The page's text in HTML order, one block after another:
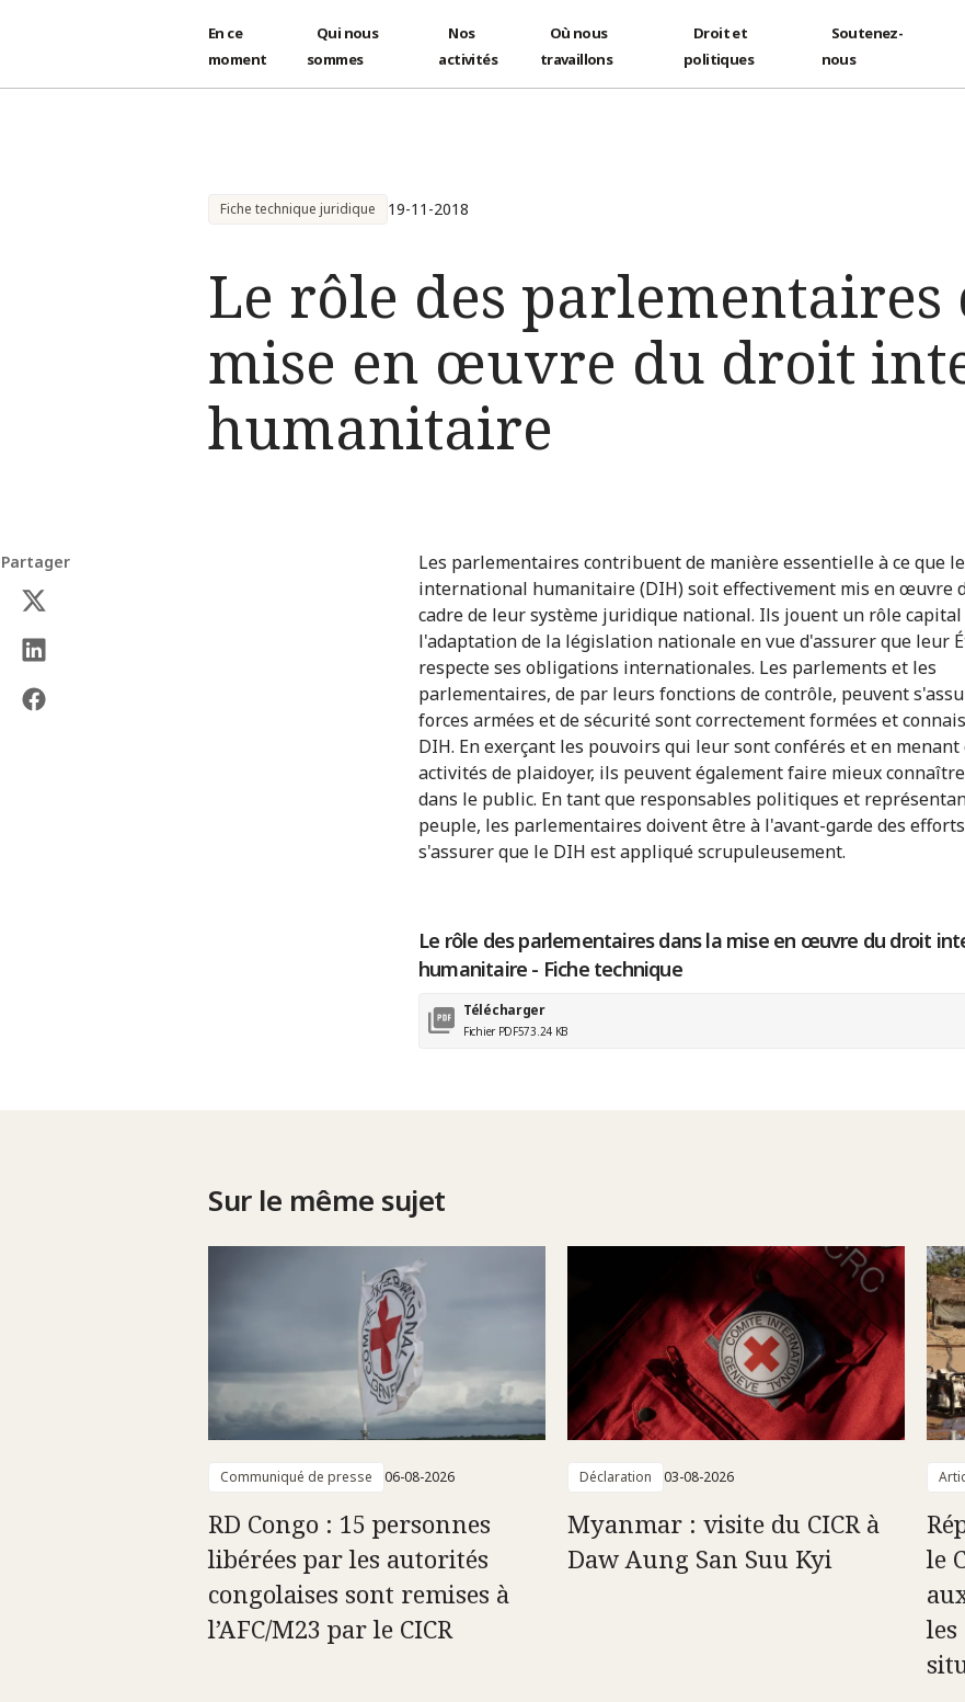
En ce
moment
Qui nous
sommes
Nos
activités
Où nous
travaillons
Droit et
politiques
Soutenez-
nous
Fiche technique juridique 19-11-2018
Le rôle des parlementaires
mise en œuvre du droit
humanitaire
Partager
Les parlementaires contribuent de manière essentielle à ce que
international humanitaire (DIH) soit effectivement mis en œuvre
cadre de leur système juridique national. Ils jouent un rôle capital
l'adaptation de la législation nationale en vue d'assurer que leur
respecte ses obligations internationales. Les parlements et les
parlementaires, de par leurs fonctions de contrôle, peuvent
forces armées et de sécurité sont correctement formées et
DIH. En exerçant les pouvoirs qui leur sont conférés et en menant
activités de plaidoyer, ils peuvent également faire mieux
dans le public. En tant que responsables politiques et
peuple, les parlementaires doivent être à l'avant-garde des
s'assurer que le DIH est appliqué scrupuleusement.
Le rôle des parlementaires dans la mise en œuvre du droit
humanitaire - Fiche technique
Télécharger
Fichier PDF573.24 KB
Sur le même sujet
Communiqué de presse 06-08-2026
RD Congo : 15 personnes
libérées par les autorités
congolaises sont remises à
l’AFC/M23 par le CICR
Déclaration 03-08-2026
Myanmar : visite du CICR à
Daw Aung San Suu Kyi
le